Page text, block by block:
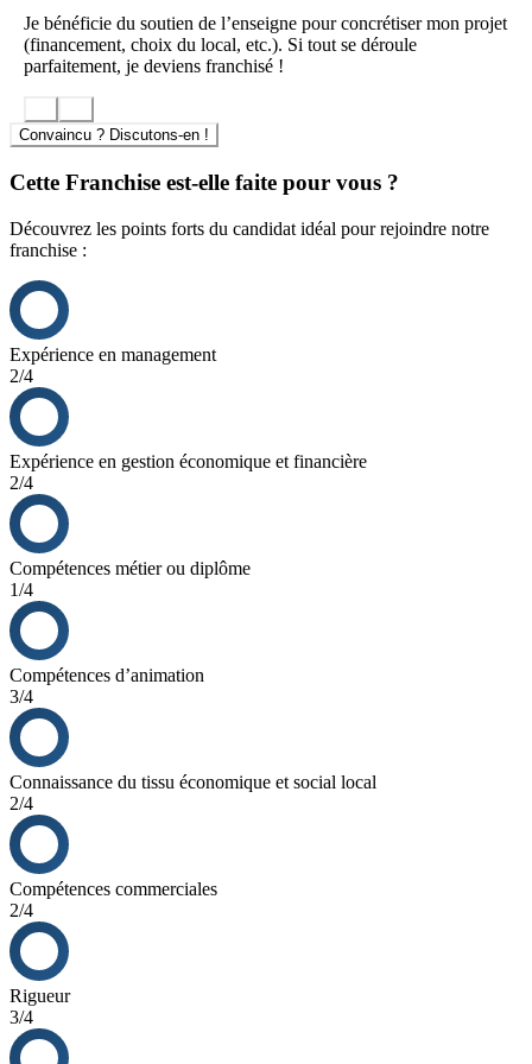
Le montage financier quant à lui se décline sous le même format que
la franchise CUBE TV.
Je bénéficie du soutien de l’enseigne pour concrétiser mon projet
(financement, choix du local, etc.). Si tout se déroule
parfaitement, je deviens franchisé !
Convaincu ? Discutons-en !
Cette Franchise est-elle faite pour vous ?
Découvrez les points forts du candidat idéal pour rejoindre notre
franchise :
Expérience en management
2/4
Expérience en gestion économique et financière
2/4
Compétences métier ou diplôme
1/4
Compétences d’animation
3/4
Connaissance du tissu économique et social local
2/4
Compétences commerciales
2/4
Rigueur
3/4